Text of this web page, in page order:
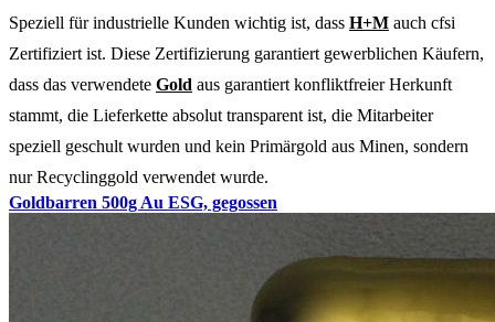
Speziell für industrielle Kunden wichtig ist, dass H+M auch cfsi
Zertifiziert ist. Diese Zertifizierung garantiert gewerblichen Käufern,
dass das verwendete Gold aus garantiert konfliktfreier Herkunft
stammt, die Lieferkette absolut transparent ist, die Mitarbeiter
speziell geschult wurden und kein Primärgold aus Minen, sondern
nur Recyclinggold verwendet wurde.
Goldbarren 500g Au ESG, gegossen